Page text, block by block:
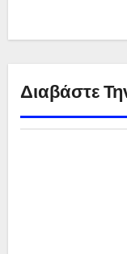
Διαβάστε